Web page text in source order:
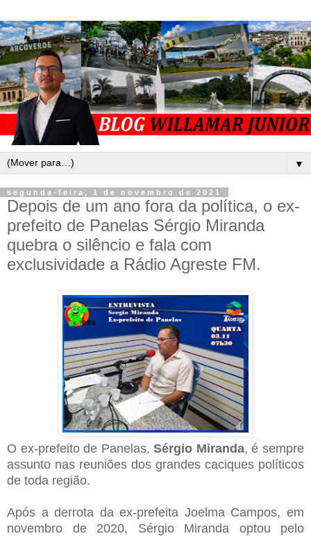
▼
segunda-feira, 1 de novembro de 2021
Depois de um ano fora da política, o ex-
prefeito de Panelas Sérgio Miranda
quebra o silêncio e fala com
exclusividade a Rádio Agreste FM.
O ex-prefeito de Panelas,Sérgio Miranda, é sempre
assunto nas reuniões dos grandes caciques políticos
de toda região.
Após a derrota da ex-prefeita Joelma Campos, em
novembro de 2020, Sérgio Miranda optou pelo